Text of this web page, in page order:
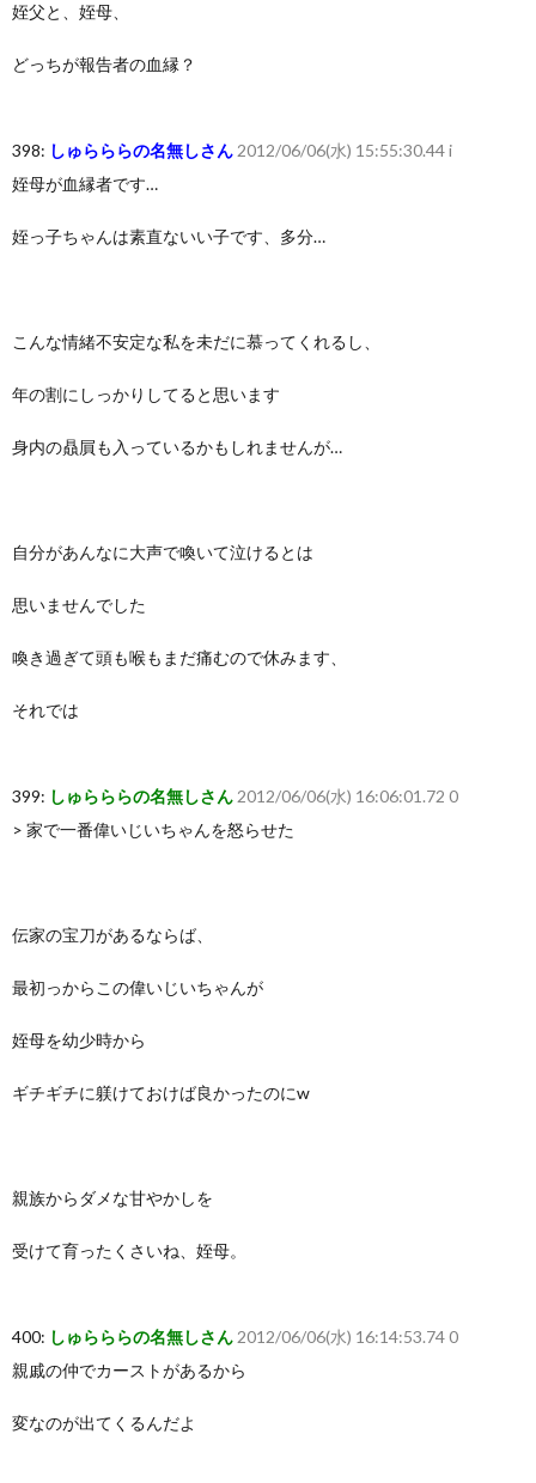
姪父と、姪母、
どっちが報告者の血縁？
398: しゅらららの名無しさん 2012/06/06(水) 15:55:30.44 i
姪母が血縁者です…
姪っ子ちゃんは素直ないい子です、多分…
こんな情緒不安定な私を未だに慕ってくれるし、
年の割にしっかりしてると思います
身内の贔屓も入っているかもしれませんが…
自分があんなに大声で喚いて泣けるとは
思いませんでした
喚き過ぎて頭も喉もまだ痛むので休みます、
それでは
399: しゅらららの名無しさん 2012/06/06(水) 16:06:01.72 0
> 家で一番偉いじいちゃんを怒らせた
伝家の宝刀があるならば、
最初っからこの偉いじいちゃんが
姪母を幼少時から
ギチギチに躾けておけば良かったのにw
親族からダメな甘やかしを
受けて育ったくさいね、姪母。
400: しゅらららの名無しさん 2012/06/06(水) 16:14:53.74 0
親戚の仲でカーストがあるから
変なのが出てくるんだよ